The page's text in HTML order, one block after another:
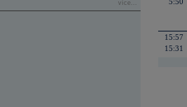
více...
15:57
15:31